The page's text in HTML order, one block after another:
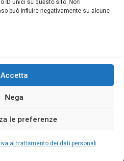
ID unici su questo sito. Non
può influire negativamente su alcune
Accetta
Nega
le preferenze
al trattamento dei dati personaliMENU